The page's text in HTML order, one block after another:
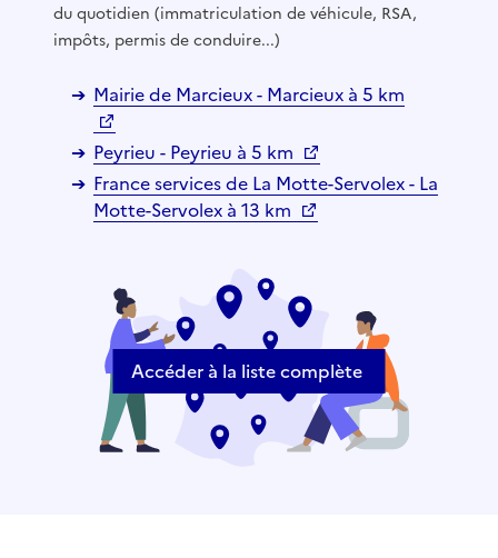
du quotidien (immatriculation de véhicule, RSA,
impôts, permis de conduire...)
Mairie de Marcieux - Marcieux à 5 km
Peyrieu - Peyrieu à 5 km
France services de La Motte-Servolex - La
Motte-Servolex à 13 km
Accéder à la liste complète